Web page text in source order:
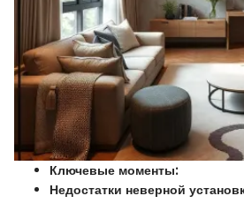
Ключевые моменты:
Недостатки неверной